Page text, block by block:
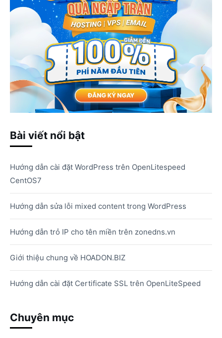
Bài viết nổi bật
Hướng dẫn cài đặt WordPress trên OpenLitespeed
CentOS7
Hướng dẫn sửa lỗi mixed content trong WordPress
Hướng dẫn trỏ IP cho tên miền trên zonedns.vn
Giới thiệu chung về HOADON.BIZ
Hướng dẫn cài đặt Certificate SSL trên OpenLiteSpeed
Chuyên mục